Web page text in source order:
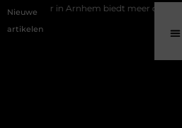
Nieuwe
artikelen
in Arnhem biedt meer dan een